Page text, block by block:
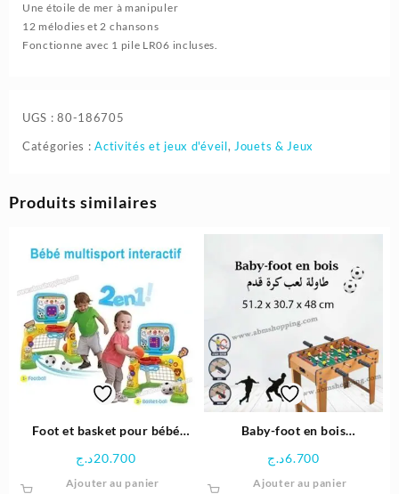
Une étoile de mer à manipuler
12 mélodies et 2 chansons
Fonctionne avec 1 pile LR06 incluses.
UGS :80-186705
Catégories :Activités et jeux d'éveil, Jouets & Jeux
Produits similaires
Foot et basket pour bébé
20.700د.ج
Ajouter au panier
Baby-foot en bois
كرة قدم
6.700د.ج
Ajouter au panier